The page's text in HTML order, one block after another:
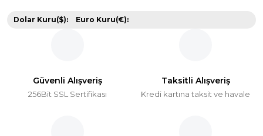
Dolar Kuru($): Euro Kuru(€):
Güvenli Alışveriş
256Bit SSL Sertifikası
Taksitli Alışveriş
Kredi kartına taksit ve havale